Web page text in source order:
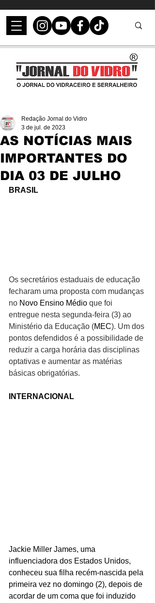
AS NOTÍCIAS MAIS
IMPORTANTES DO
DIA 03 DE JULHO
Redação Jornal do Vidro
3 de jul. de 2023
BRASIL
Os secretários estaduais de educação
fecharam uma proposta com mudanças
no Novo Ensino Médio que foi
entregue nesta segunda-feira (3) ao
Ministério da Educação (MEC). Um dos
pontos defendidos é a possibilidade de
reduzir a carga horária das disciplinas
optativas e aumentar as matérias
básicas obrigatórias.
INTERNACIONAL
Jackie Miller James, uma
influenciadora dos Estados Unidos,
conheceu sua filha recém-nascida pela
primeira vez no domingo (2), depois de
acordar de um coma que foi induzido